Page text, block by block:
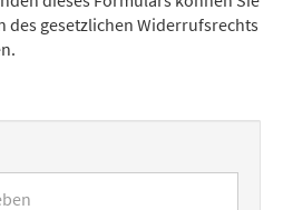
des gesetzlichen Widerrufsrechts